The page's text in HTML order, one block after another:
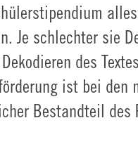
Je schlechter sie
des
ist bei den
Bestandteil des